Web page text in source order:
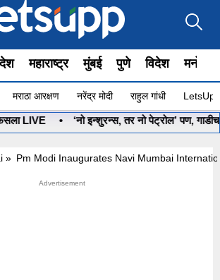
महाराष्ट्र मुंबई पुणे विदेश
मराठा आरक्षण नरेंद्र मोदी राहुल गांधी
» Pm Modi Inaugurates Navi Mumbai